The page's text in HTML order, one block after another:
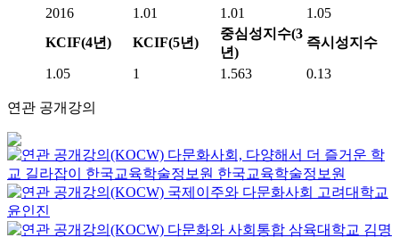
2016 1.01 1.01
1.05
KCIF(4년)
KCIF(5년)
중심성지수(3
년)
즉시성지수
1.05 1 1.563 0.13
연관 공개강의
다문화사회, 다양해서 더 즐거운 학
교 길라잡이
한국교육학술정보원 한국교육학술정보원
국제이주와 다문화사회 고려대학교
윤인진
다문화와 사회통합 삼육대학교 김명